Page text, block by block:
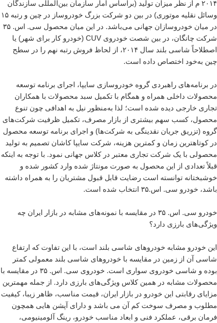
۲۰۱۴ م از نظر میزان تولید (براساس آمار سازمان بین‌المللی سازندگان
وسائل نقلیه موتوری) در بین دو شرکت بزرگ خودروساز در چین و رتبه ۱۵
در میان خودروسازان جهانی می‌باشد. در این میان محصول سی. اس. ۳۵
شرکت چانگان، در بین شصت خودروی CUV (خودرو کار برای شهر) یا
اصطلاحاً شاسی بلند سال ۲۰۱۴، از لحاظ فروش رتبه نهم را در سطح
چین به‌خود اختصاص داده است.
در برنامه‌های راهبردی گروه خودروسازی سایپا، اجرای برنامه توسعه
محصولات داخلی همراه و همگام با تکمیل سبد محصولات با همکاران
تجاری خارجی دیده شده است؛ لذا به‌منظور نیل به اهدافی چون تنوع
محصول، کسب سهم بیشتری از بازار مصرف، تکمیل ظرفیت شرکت‌های
گروه (تزریق جریان نقدینگی به شرکت‌ها) و اجرای برنامه توسعه محصول
در کوتاهترین زمان و کمترین هزینه، شرکت سایپا کاشان تصمیم به تولید
محصولی با یک شرکت تجاری معتبر در کلاس جهانی نمود. با توجه به اینکه
قبلاً تعدادی از این محصول به صورت مونتاژ شده وارد کشور شده و
خوشبختانه توانسته است رضایت قابل قبول مشتریان را به همراه داشته
باشد، خودرو سی. اس.۳۵ انتخاب شده است.
خودرو سی. اس. ۳۵ در مقایسه با نمونه‌های مشابه در بازار ایران چه
ویژگی‌های بارزی دارد؟
این خودرو مشابه خودروهای شاسی بلند است، با این تفاوت که ارتفاع
شاسی آن از زمین در مقایسه با خودروهای شاسی بلند معمولی کمتر
بوده و شاسی خودروی سواری است. خودروی سی. اس. ۳۵ در مقایسه با
محصولات مشابه در همین کلاس ویژگی‌های بارزی دارد. از جمله مهمترین
مزایای رقابتی این خودرو در بازار ایران، قیمت مناسب، ظاهر زیبا، کیفیت
مطلوب و مصرف سوخت کم آن می باشد و دارای آپشن هایی همچون
فرمان برقی، عملکرد فنی و ابعاد مناسب خودرو، رینگ آلومینیومی،